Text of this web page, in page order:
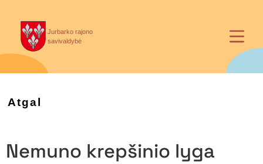
Jurbarko rajono
savivaldybė
Atgal
Nemuno krepšinio lyga